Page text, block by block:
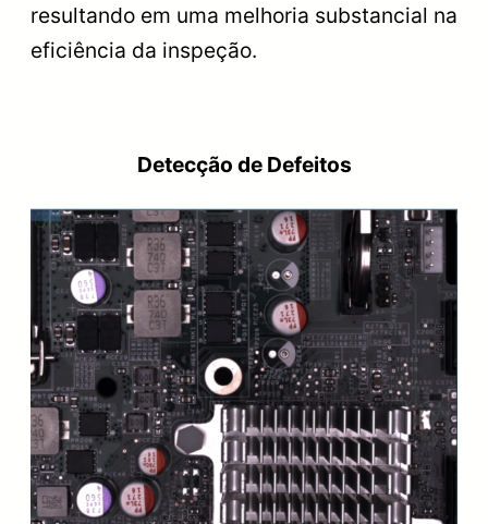
resultando em uma melhoria substancial na
eficiência da inspeção.
Detecção de Defeitos